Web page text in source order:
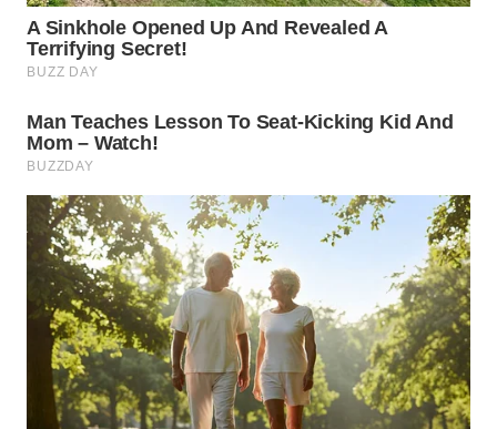
WN
INDRAMAYU
WN
KUNINGAN
WN
MAJALENGKA
WN
SUBANG
WN
SUKABUMI